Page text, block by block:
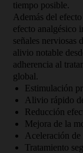
tiempo posible.
Además del
efecto analgésico
señales nerviosas
alivio notable
adherencia al
global.
Estimulación
Alivio rápido
Reducción
Mejora de la
Aceleración
Tratamiento